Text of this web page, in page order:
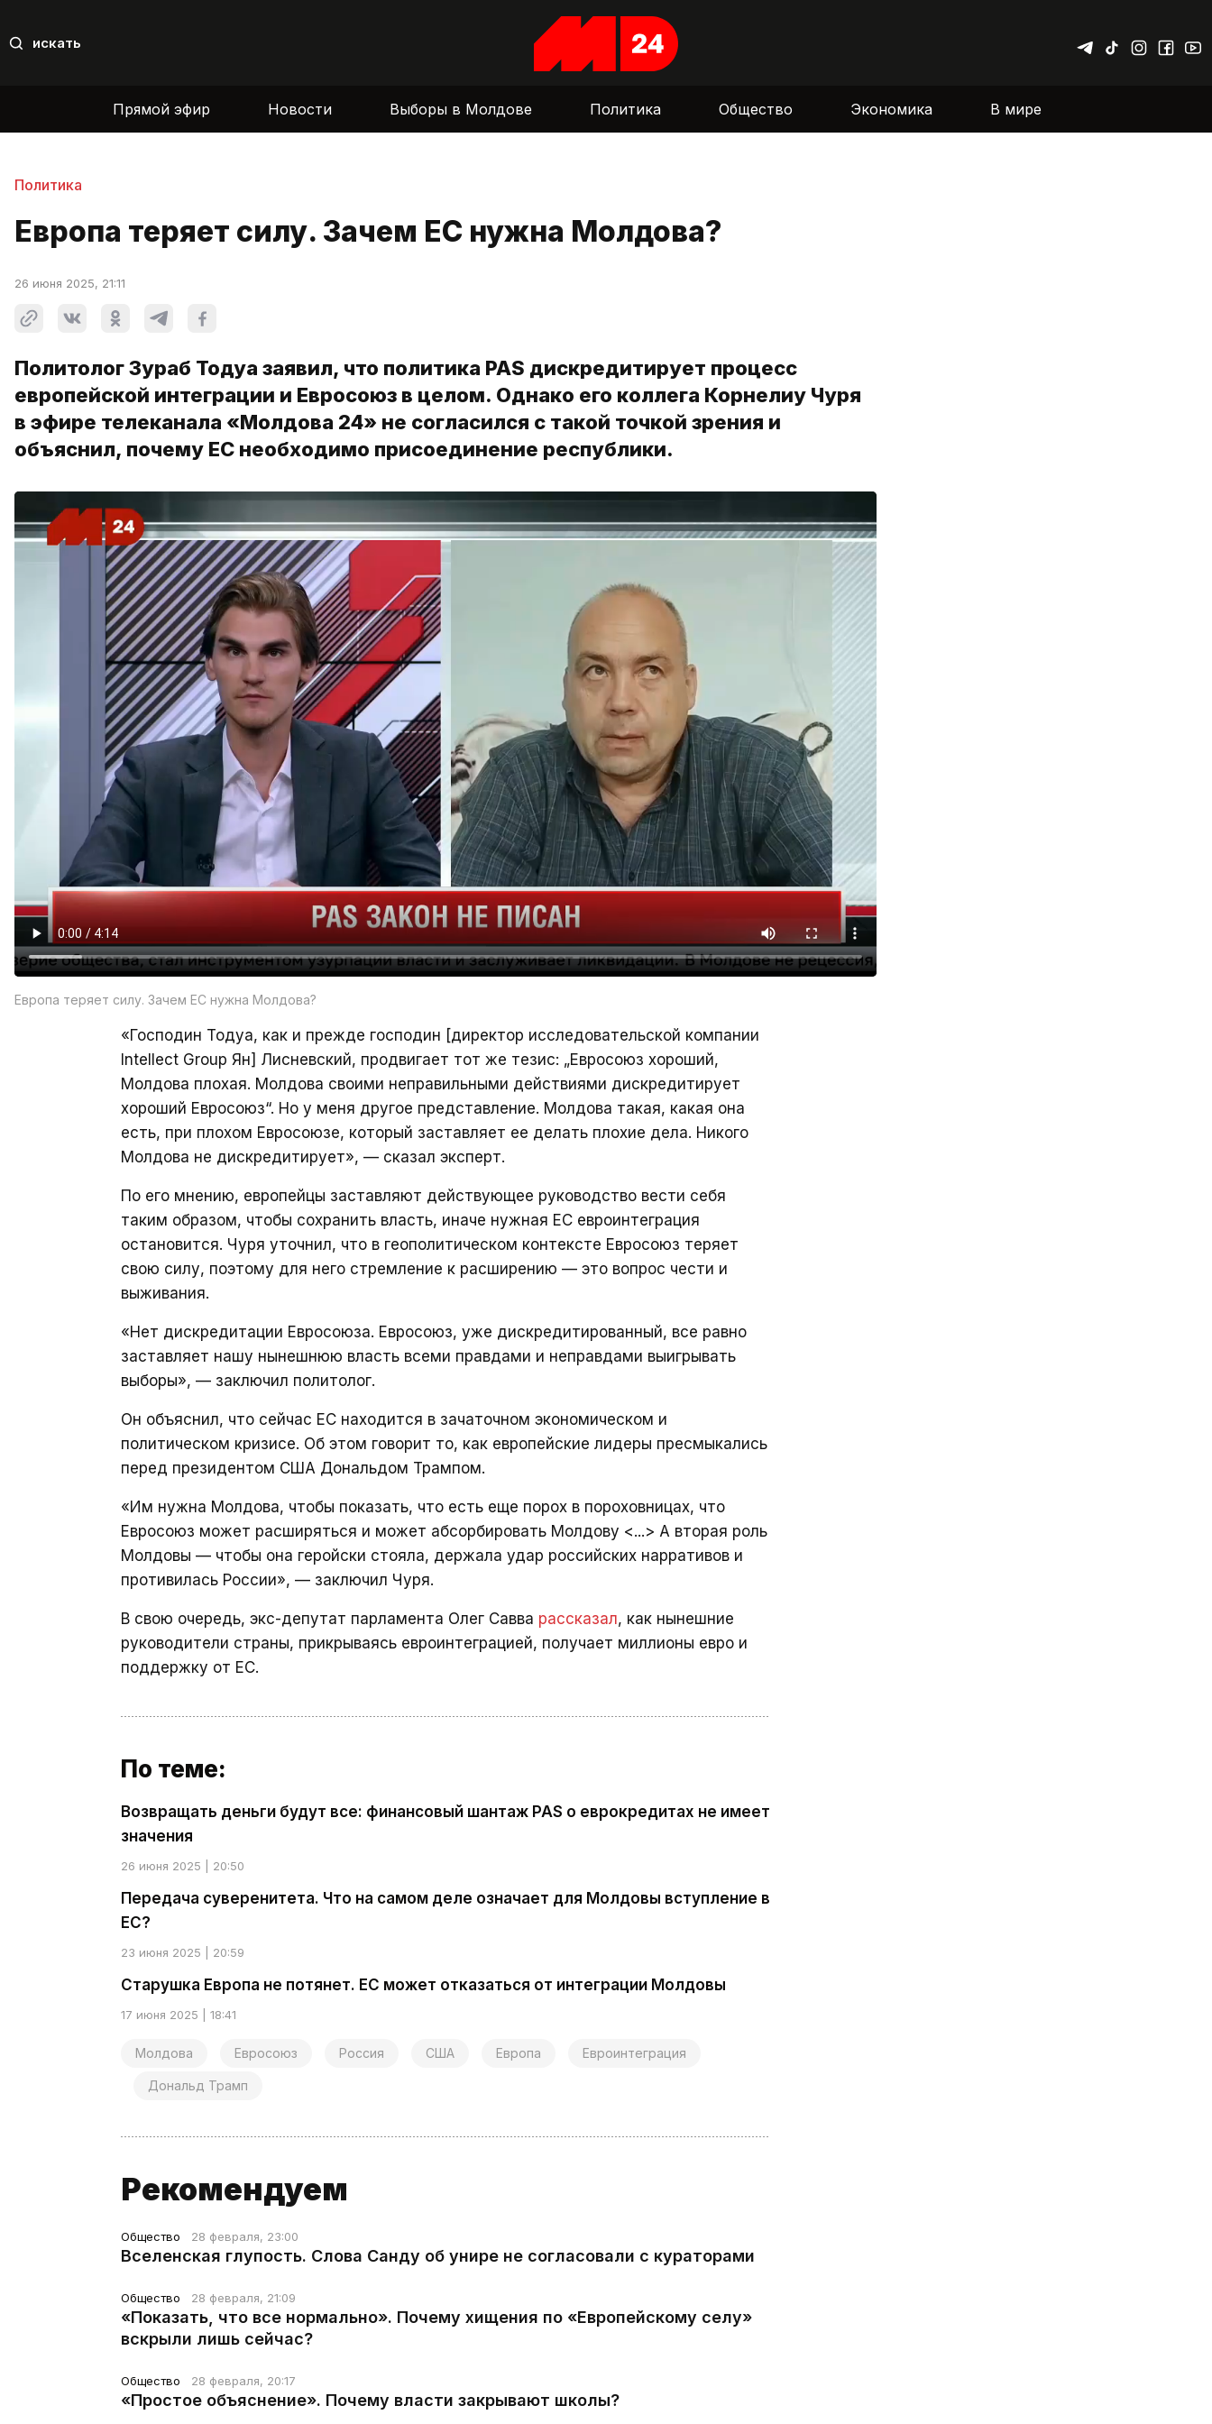
искать
Прямой эфир Новости Выборы в Молдове Политика Общество Экономика В мире
Политика
Европа теряет силу. Зачем ЕС нужна Молдова?
26 июня 2025, 21:11
Политолог Зураб Тодуа заявил, что политика PAS дискредитирует процесс
европейской интеграции и Евросоюз в целом. Однако его коллега Корнелиу Чуря
в эфире телеканала «Молдова 24» не согласился с такой точкой зрения и
объяснил, почему ЕС необходимо присоединение республики.
Европа теряет силу. Зачем ЕС нужна Молдова?
«Господин Тодуа, как и прежде господин [директор исследовательской компании
Intellect Group Ян] Лисневский, продвигает тот же тезис: „Евросоюз хороший,
Молдова плохая. Молдова своими неправильными действиями дискредитирует
хороший Евросоюз“. Но у меня другое представление. Молдова такая, какая она
есть, при плохом Евросоюзе, который заставляет ее делать плохие дела. Никого
Молдова не дискредитирует», — сказал эксперт.
По его мнению, европейцы заставляют действующее руководство вести себя
таким образом, чтобы сохранить власть, иначе нужная ЕС евроинтеграция
остановится. Чуря уточнил, что в геополитическом контексте Евросоюз теряет
свою силу, поэтому для него стремление к расширению — это вопрос чести и
выживания.
«Нет дискредитации Евросоюза. Евросоюз, уже дискредитированный, все равно
заставляет нашу нынешнюю власть всеми правдами и неправдами выигрывать
выборы», — заключил политолог.
Он объяснил, что сейчас ЕС находится в зачаточном экономическом и
политическом кризисе. Об этом говорит то, как европейские лидеры пресмыкались
перед президентом США Дональдом Трампом.
«Им нужна Молдова, чтобы показать, что есть еще порох в пороховницах, что
Евросоюз может расширяться и может абсорбировать Молдову <...> А вторая роль
Молдовы — чтобы она геройски стояла, держала удар российских нарративов и
противилась России», — заключил Чуря.
В свою очередь, экс-депутат парламента Олег Савва рассказал, как нынешние
руководители страны, прикрываясь евроинтеграцией, получает миллионы евро и
поддержку от ЕС.
По теме:
Возвращать деньги будут все: финансовый шантаж PAS о еврокредитах не имеет
значения
26 июня 2025 | 20:50
Передача суверенитета. Что на самом деле означает для Молдовы вступление в
ЕС?
23 июня 2025 | 20:59
Старушка Европа не потянет. ЕС может отказаться от интеграции Молдовы
17 июня 2025 | 18:41
Молдова Евросоюз Россия США Европа Евроинтеграция
Дональд Трамп
Рекомендуем
Общество 28 февраля, 23:00
Вселенская глупость. Слова Санду об унире не согласовали с кураторами
Общество 28 февраля, 21:09
«Показать, что все нормально». Почему хищения по «Европейскому селу»
вскрыли лишь сейчас?
Общество 28 февраля, 20:17
«Простое объяснение». Почему власти закрывают школы?